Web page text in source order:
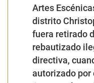
Artes
distrito
fuera retirado
rebautizado
directiva,
autorizado por